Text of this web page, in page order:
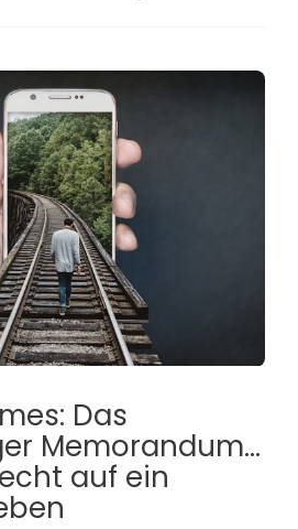
Das
Memorandum…
auf ein